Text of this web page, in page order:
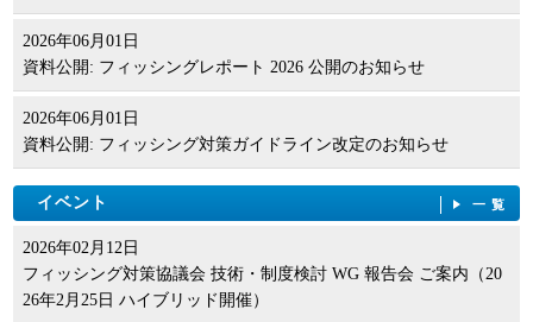
2026年06月01日
資料公開: フィッシングレポート 2026 公開のお知らせ
2026年06月01日
資料公開: フィッシング対策ガイドライン改定のお知らせ
イベント 一覧
2026年02月12日
フィッシング対策協議会 技術・制度検討 WG 報告会 ご案内（20
26年2月25日 ハイブリッド開催）